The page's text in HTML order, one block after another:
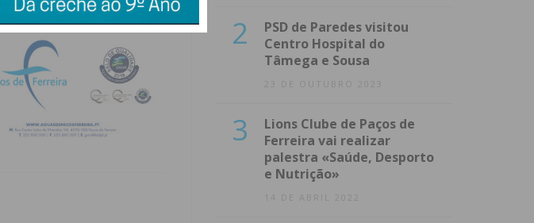
2
PSD de Paredes visitou
Centro Hospital do
Tâmega e Sousa
23 DE OUTUBRO 2023
3
Lions Clube de Paços de
Ferreira vai realizar
palestra «Saúde, Desporto
e Nutrição»
14 DE ABRIL 2022